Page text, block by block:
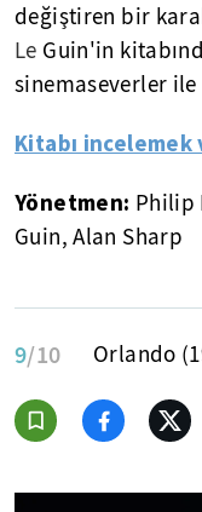
değiştiren bir
Le Guin'in
sinemaseverler
Kitabı incelemek
Yönetmen: Philip
Guin, Alan Sharp
9/10 Orlando